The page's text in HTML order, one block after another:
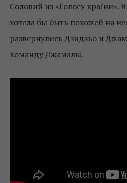
Соловий из «Голосу країни».
хотела бы быть похожей на
развернулись Дзидзьо и
команду Джамалы.